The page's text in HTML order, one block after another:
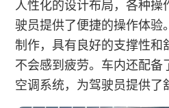
人性化的设计布局，各种操
驶员提供了便捷的操作体验
制作，具有良好的支撑性和
不会感到疲劳。车内还配备
空调系统，为驾驶员提供了